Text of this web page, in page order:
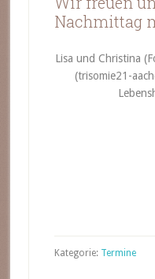
Nachmittag
Lisa und Christina
(trisomie21-
Kategorie: Termine